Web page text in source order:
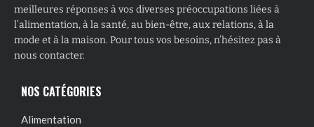
meilleures réponses à vos diverses préoccupations liées à
l’alimentation, à la santé, au bien-être, aux relations, à la
mode et à la maison. Pour tous vos besoins, n’hésitez pas à
nous contacter.
NOS CATÉGORIES
Alimentation